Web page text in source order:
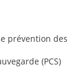
prévention des
(PCS)